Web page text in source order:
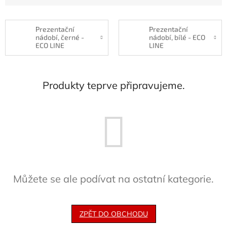
Prezentační
nádobí, černé -
ECO LINE
Prezentační
nádobí, bílé - ECO
LINE
Produkty teprve připravujeme.
Můžete se ale podívat na ostatní kategorie.
ZPĚT DO OBCHODU